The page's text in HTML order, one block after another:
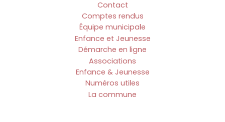
Contact
Comptes rendus
Équipe municipale
Enfance et Jeunesse
Démarche en ligne
Associations
Enfance & Jeunesse
Numéros utiles
La commune